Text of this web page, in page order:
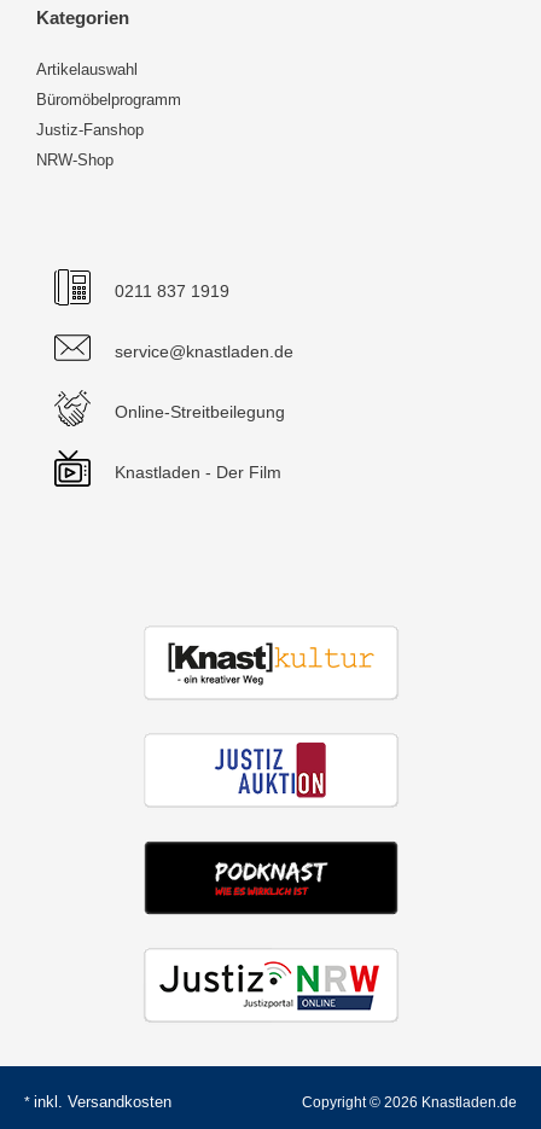
Kategorien
Artikelauswahl
Büromöbelprogramm
Justiz-Fanshop
NRW-Shop
0211 837 1919
service@knastladen.de
Online-Streitbeilegung
Knastladen - Der Film
* inkl. Versandkosten Copyright © 2026 Knastladen.de